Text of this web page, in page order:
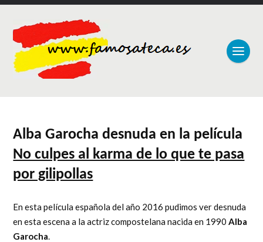
Alba Garocha desnuda en la película
No culpes al karma de lo que te pasa
por gilipollas
En esta película española del año 2016 pudimos ver desnuda
en esta escena a la actriz compostelana nacida en 1990Alba
Garocha.